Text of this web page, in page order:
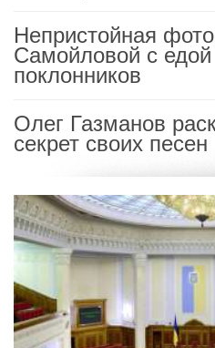
Непристойная
Самойловой с
поклонников
Олег Газманов
секрет своих песен